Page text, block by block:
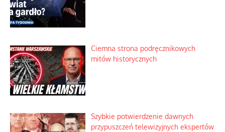
Ciemna strona podręcznikowych
mitów historycznych
Szybkie potwierdzenie dawnych
przypuszczeń telewizyjnych ekspertów